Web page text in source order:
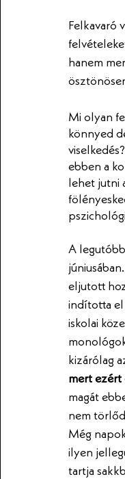
Felkavaró
hanem
Mi olyan
könnyed
ebben a
lehet jutni
A
eljutott
indította el
iskolai
kizárólag
mert ezért
magát
nem
Még
ilyen
tartja